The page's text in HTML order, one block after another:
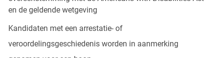
en de geldende wetgeving
Kandidaten met een arrestatie- of
veroordelingsgeschiedenis worden in aanmerking